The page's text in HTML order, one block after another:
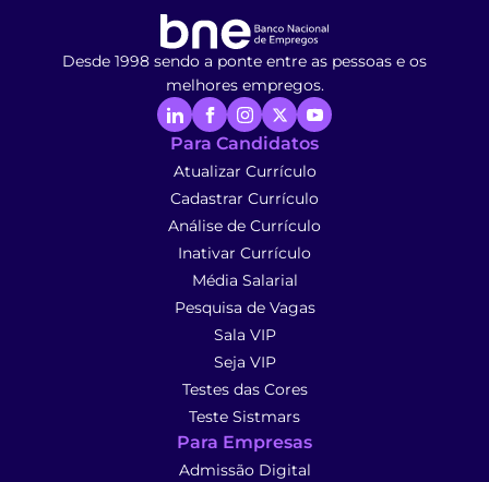
Desde 1998 sendo a ponte entre as pessoas e os
melhores empregos.
Para Candidatos
Atualizar Currículo
Cadastrar Currículo
Análise de Currículo
Inativar Currículo
Média Salarial
Pesquisa de Vagas
Sala VIP
Seja VIP
Testes das Cores
Teste Sistmars
Para Empresas
Admissão Digital